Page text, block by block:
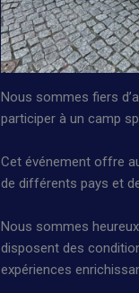
Nous sommes fiers
participer à un camp
Cet événement offre
de différents pays et
Nous sommes
disposent des
expériences